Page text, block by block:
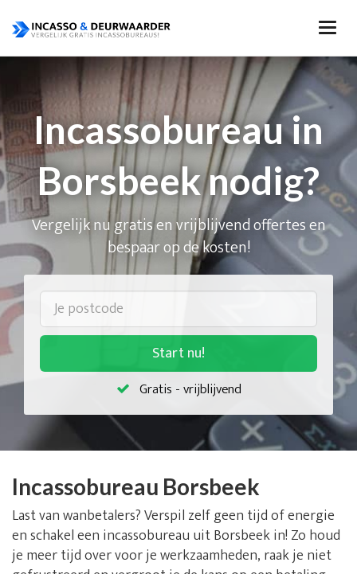
Incassobureau in
Borsbeek nodig?
Vergelijk nu gratis en vrijblijvend offertes en
bespaar op de kosten!
Start nu!
Gratis - vrijblijvend
Incassobureau Borsbeek
Last van wanbetalers? Verspil zelf geen tijd of energie
en schakel een incassobureau uit Borsbeek in! Zo houd
je meer tijd over voor je werkzaamheden, raak je niet